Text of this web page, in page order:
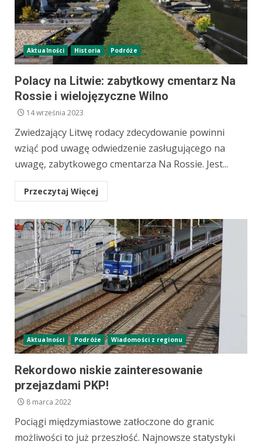
Aktualności Historia Podróże
Polacy na Litwie: zabytkowy cmentarz Na
Rossie i wielojęzyczne Wilno
14 września 2023
Zwiedzający Litwę rodacy zdecydowanie powinni
wziąć pod uwagę odwiedzenie zasługującego na
uwagę, zabytkowego cmentarza Na Rossie. Jest...
Przeczytaj Więcej
Aktualności Podróże Wiadomości z regionu
Rekordowo niskie zainteresowanie
przejazdami PKP!
8 marca 2022
Pociągi międzymiastowe zatłoczone do granic
możliwości to już przeszłość. Najnowsze statystyki